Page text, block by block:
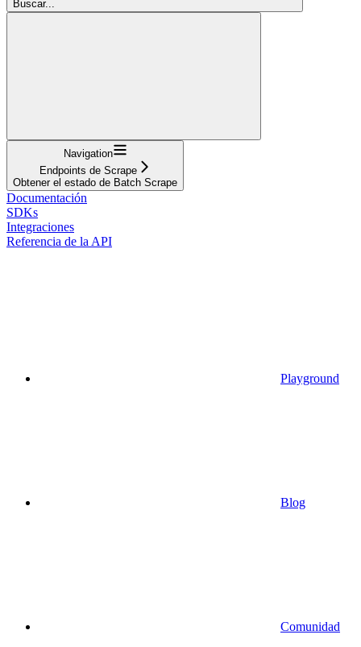
Buscar...
Navigation
Endpoints de Scrape
Obtener el estado de Batch Scrape
Documentación
SDKs
Integraciones
Referencia de la API
Playground
Blog
Comunidad